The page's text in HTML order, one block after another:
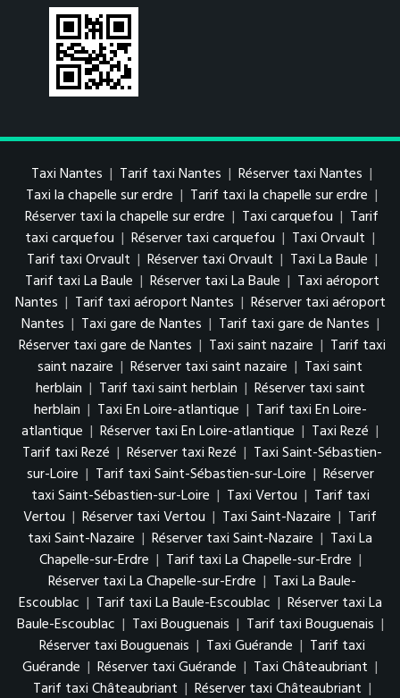
Taxi Nantes | Tarif taxi Nantes | Réserver taxi Nantes |
Taxi la chapelle sur erdre | Tarif taxi la chapelle sur erdre |
Réserver taxi la chapelle sur erdre | Taxi carquefou | Tarif
taxi carquefou | Réserver taxi carquefou | Taxi Orvault |
Tarif taxi Orvault | Réserver taxi Orvault | Taxi La Baule |
Tarif taxi La Baule | Réserver taxi La Baule | Taxi aéroport
Nantes | Tarif taxi aéroport Nantes | Réserver taxi aéroport
Nantes | Taxi gare de Nantes | Tarif taxi gare de Nantes |
Réserver taxi gare de Nantes | Taxi saint nazaire | Tarif taxi
saint nazaire | Réserver taxi saint nazaire | Taxi saint
herblain | Tarif taxi saint herblain | Réserver taxi saint
herblain | Taxi En Loire-atlantique | Tarif taxi En Loire-
atlantique | Réserver taxi En Loire-atlantique | Taxi Rezé |
Tarif taxi Rezé | Réserver taxi Rezé | Taxi Saint-Sébastien-
sur-Loire | Tarif taxi Saint-Sébastien-sur-Loire | Réserver
taxi Saint-Sébastien-sur-Loire | Taxi Vertou | Tarif taxi
Vertou | Réserver taxi Vertou | Taxi Saint-Nazaire | Tarif
taxi Saint-Nazaire | Réserver taxi Saint-Nazaire | Taxi La
Chapelle-sur-Erdre | Tarif taxi La Chapelle-sur-Erdre |
Réserver taxi La Chapelle-sur-Erdre | Taxi La Baule-
Escoublac | Tarif taxi La Baule-Escoublac | Réserver taxi La
Baule-Escoublac | Taxi Bouguenais | Tarif taxi Bouguenais |
Réserver taxi Bouguenais | Taxi Guérande | Tarif taxi
Guérande | Réserver taxi Guérande | Taxi Châteaubriant |
Tarif taxi Châteaubriant | Réserver taxi Châteaubriant |